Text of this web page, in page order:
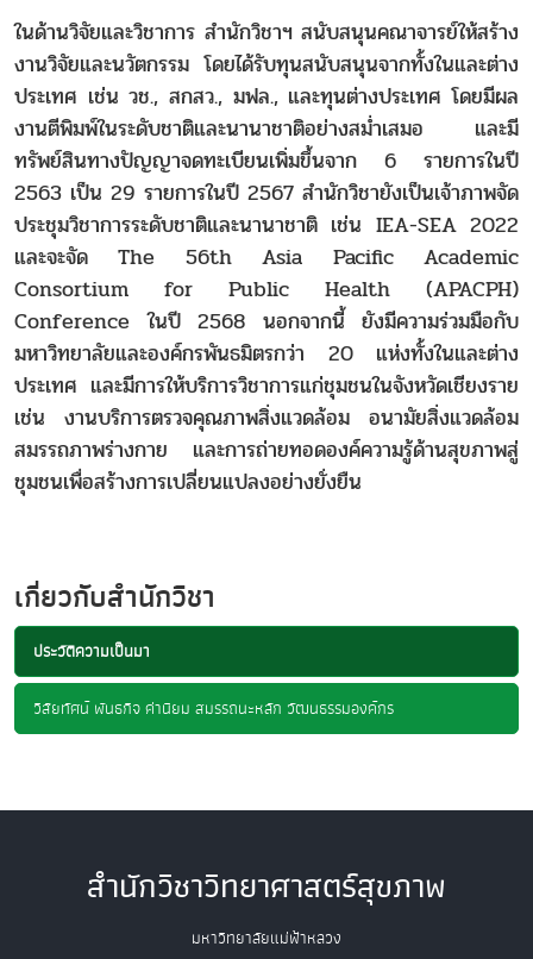
ในด้านวิจัยและวิชาการ สำนักวิชาฯ สนับสนุนคณาจารย์ให้สร้าง
งานวิจัยและนวัตกรรม โดยได้รับทุนสนับสนุนจากทั้งในและต่าง
ประเทศ เช่น วช., สกสว., มฟล., และทุนต่างประเทศ โดยมีผล
งานตีพิมพ์ในระดับชาติและนานาชาติอย่างสม่ำเสมอ และมี
ทรัพย์สินทางปัญญาจดทะเบียนเพิ่มขึ้นจาก 6 รายการในปี
2563 เป็น 29 รายการในปี 2567 สำนักวิชายังเป็นเจ้าภาพจัด
ประชุมวิชาการระดับชาติและนานาชาติ เช่น IEA-SEA 2022
และจะจัด The 56th Asia Pacific Academic
Consortium for Public Health (APACPH)
Conference ในปี 2568 นอกจากนี้ ยังมีความร่วมมือกับ
มหาวิทยาลัยและองค์กรพันธมิตรกว่า 20 แห่งทั้งในและต่าง
ประเทศ และมีการให้บริการวิชาการแก่ชุมชนในจังหวัดเชียงราย
เช่น งานบริการตรวจคุณภาพสิ่งแวดล้อม อนามัยสิ่งแวดล้อม
สมรรถภาพร่างกาย และการถ่ายทอดองค์ความรู้ด้านสุขภาพสู่
ชุมชนเพื่อสร้างการเปลี่ยนแปลงอย่างยั่งยืน
เกี่ยวกับสำนักวิชา
ประวัติความเป็นมา
วิสัยทัศน์ พันธกิจ ค่านิยม สมรรถนะหลัก วัฒนธรรมองค์กร
สำนักวิชาวิทยาศาสตร์สุขภาพ
มหาวิทยาลัยแม่ฟ้าหลวง